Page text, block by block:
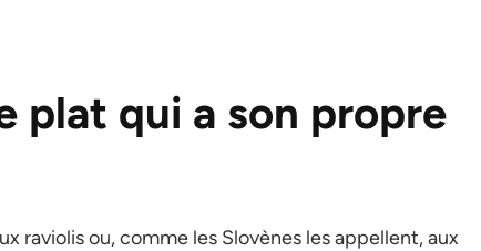
plat qui a son propre
raviolis ou, comme les Slovènes les appellent, aux